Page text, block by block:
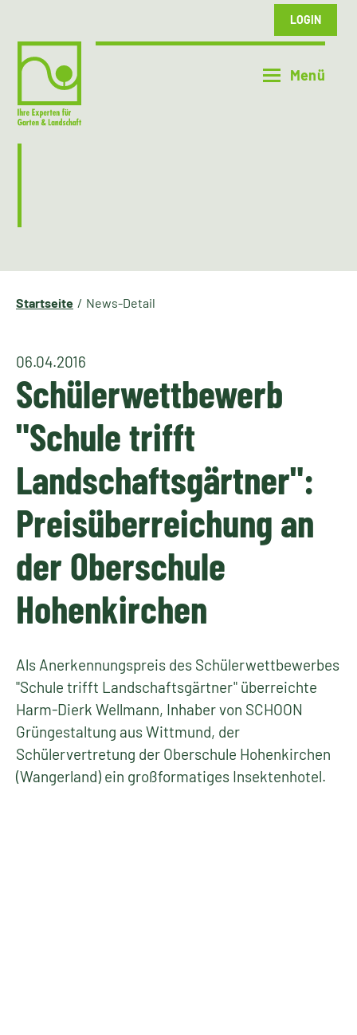
LOGIN
Startseite News-Detail
06.04.2016
Schülerwettbewerb
"Schule trifft
Landschaftsgärtner":
Preisüberreichung an
der Oberschule
Hohenkirchen
Als Anerkennungspreis des Schülerwettbewerbes
"Schule trifft Landschaftsgärtner" überreichte
Harm-Dierk Wellmann, Inhaber von SCHOON
Grüngestaltung aus Wittmund, der
Schülervertretung der Oberschule Hohenkirchen
(Wangerland) ein großformatiges Insektenhotel.